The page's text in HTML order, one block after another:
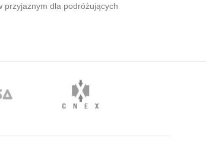
przyjaznym dla podróżujących